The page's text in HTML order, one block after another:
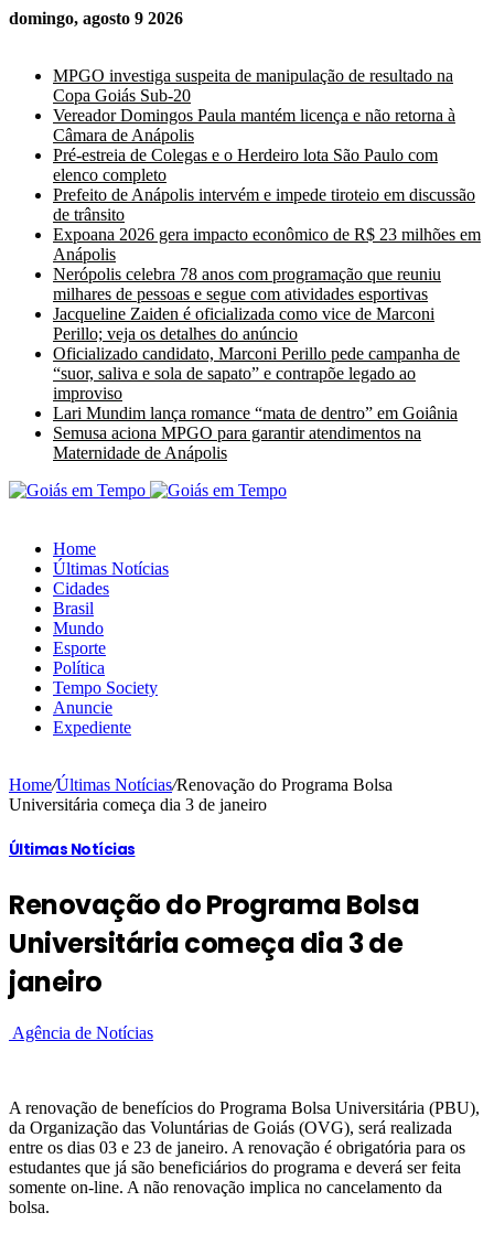
domingo, agosto 9 2026
MPGO investiga suspeita de manipulação de resultado na
Copa Goiás Sub-20
Vereador Domingos Paula mantém licença e não retorna à
Câmara de Anápolis
Pré-estreia de Colegas e o Herdeiro lota São Paulo com
elenco completo
Prefeito de Anápolis intervém e impede tiroteio em discussão
de trânsito
Expoana 2026 gera impacto econômico de R$ 23 milhões em
Anápolis
Nerópolis celebra 78 anos com programação que reuniu
milhares de pessoas e segue com atividades esportivas
Jacqueline Zaiden é oficializada como vice de Marconi
Perillo; veja os detalhes do anúncio
Oficializado candidato, Marconi Perillo pede campanha de
“suor, saliva e sola de sapato” e contrapõe legado ao
improviso
Lari Mundim lança romance “mata de dentro” em Goiânia
Semusa aciona MPGO para garantir atendimentos na
Maternidade de Anápolis
Home
Últimas Notícias
Cidades
Brasil
Mundo
Esporte
Política
Tempo Society
Anuncie
Expediente
Home/Últimas Notícias/Renovação do Programa Bolsa
Universitária começa dia 3 de janeiro
Últimas Notícias
Renovação do Programa Bolsa
Universitária começa dia 3 de
janeiro
Agência de Notícias
A renovação de benefícios do Programa Bolsa Universitária (PBU),
da Organização das Voluntárias de Goiás (OVG), será realizada
entre os dias 03 e 23 de janeiro. A renovação é obrigatória para os
estudantes que já são beneficiários do programa e deverá ser feita
somente on-line. A não renovação implica no cancelamento da
bolsa.